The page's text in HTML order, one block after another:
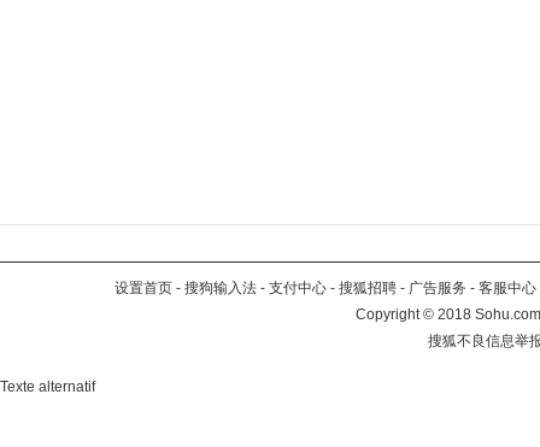
设置首页 - 搜狗输入法 - 支付中心 - 搜狐招聘 - 广告服务 - 客服中心
Copyright©2018
搜狐不良信息举
Texte alternatif